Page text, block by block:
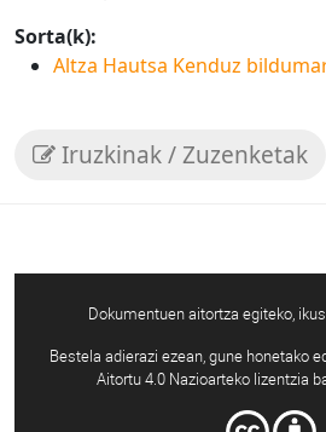
Sorta(k):
Altza Hautsa Kenduz
Iruzkinak / Zuzenketak
Dokumentuen aitortza egiteko,
Bestela adierazi ezean, gune honetako
Aitortu 4.0 Nazioarteko lizentzia